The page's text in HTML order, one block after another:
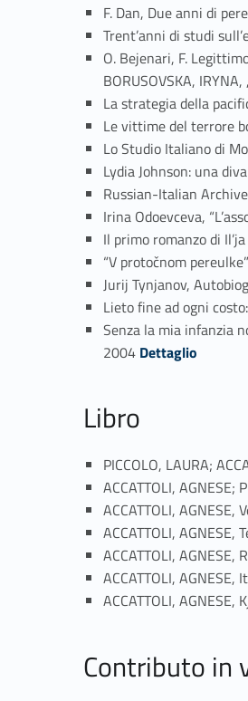
F. Dan, Due anni di
Trent’anni di studi
O. Bejenari, F.
BORUSOVSKA,
La strategia della
Le vittime del terrore
Lo Studio Italiano di
Lydia Johnson: una
Russian-Italian
Irina Odoevceva,
Il primo romanzo di
“V protočnom
Jurij Tynjanov,
Lieto fine ad ogni
Senza la mia infanzia
2004 Link identifier #identifier_person_75159-14
Dettaglio
Libro
PICCOLO, LAURA;
ACCATTOLI,
ACCATTOLI,
ACCATTOLI,
ACCATTOLI,
ACCATTOLI,
ACCATTOLI, AGNESE,
Contributo in